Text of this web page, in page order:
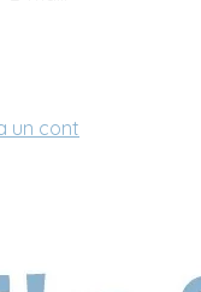
un cont